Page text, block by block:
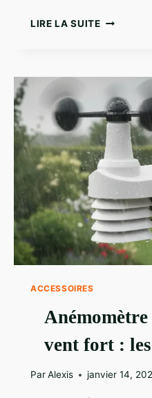
LIRE LA SUITECAPTEURS
LES
DE
MESURES
FIABLES
ACCESSOIRES
vent fort :
ParAlexis janvier 14,